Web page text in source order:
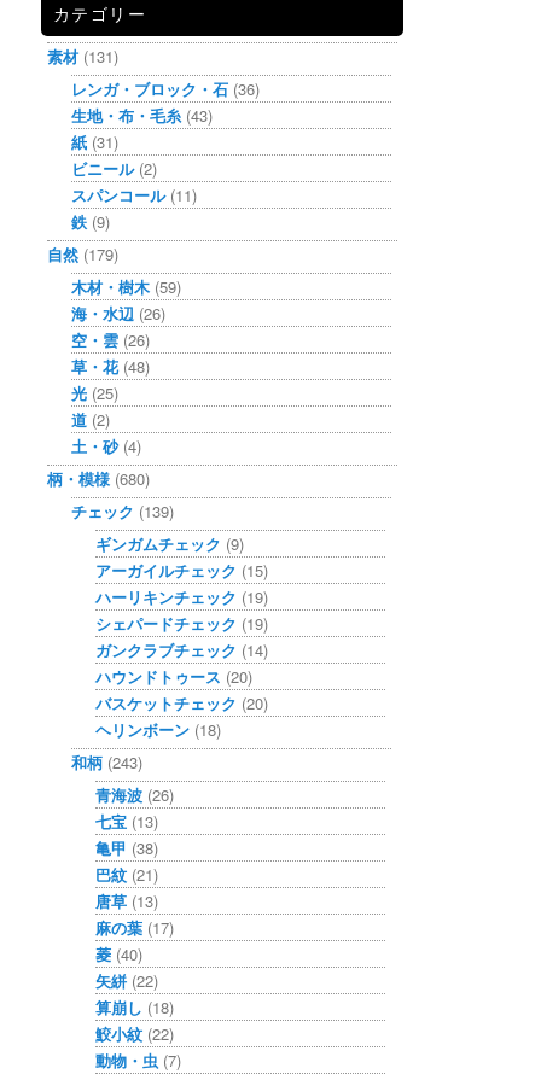
カテゴリー
素材 (131)
レンガ・ブロック・石 (36)
生地・布・毛糸(43)
紙 (31)
ビニール(2)
スパンコール(11)
鉄 (9)
自然 (179)
木材・樹木 (59)
海・水辺 (26)
空・雲 (26)
草・花(48)
光 (25)
道 (2)
土・砂(4)
柄・模様 (680)
チェック (139)
ギンガムチェック (9)
アーガイルチェック (15)
ハーリキンチェック (19)
シェパードチェック (19)
ガンクラブチェック (14)
ハウンドトゥース (20)
バスケットチェック (20)
ヘリンボーン (18)
和柄 (243)
青海波 (26)
七宝 (13)
亀甲 (38)
巴紋 (21)
唐草 (13)
麻の葉 (17)
菱 (40)
矢絣 (22)
算崩し (18)
鮫小紋 (22)
動物・虫 (7)